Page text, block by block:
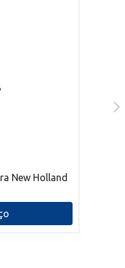
New Holland